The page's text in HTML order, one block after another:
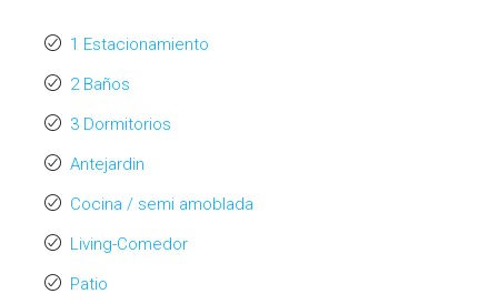
1 Estacionamiento
2 Baños
3 Dormitorios
Antejardin
Cocina / semi amoblada
Living-Comedor
Patio